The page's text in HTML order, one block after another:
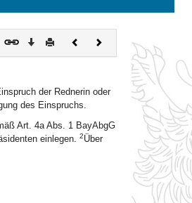
Download
DruckenVorherigesNächstes
Dokument
der Rednerin oder
des Einspruchs.
Art. 4a Abs. 1 BayAbgG
einlegen. 2Über